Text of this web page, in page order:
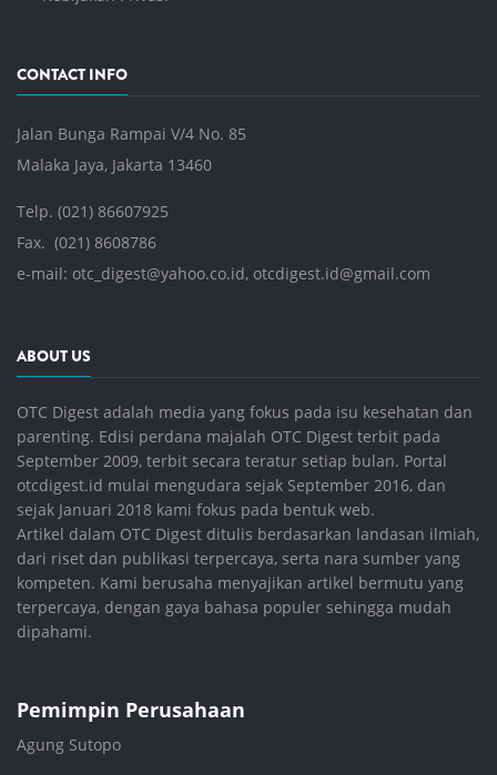
CONTACT INFO
Jalan Bunga Rampai V/4 No. 85
Malaka Jaya, Jakarta 13460
Telp. (021) 86607925
Fax. (021) 8608786
e-mail: otc_digest@yahoo.co.id, otcdigest.id@gmail.com
ABOUT US
OTC Digest adalah media yang fokus pada isu kesehatan dan
parenting. Edisi perdana majalah OTC Digest terbit pada
September 2009, terbit secara teratur setiap bulan. Portal
otcdigest.id mulai mengudara sejak September 2016, dan
sejak Januari 2018 kami fokus pada bentuk web.
Artikel dalam OTC Digest ditulis berdasarkan landasan ilmiah,
dari riset dan publikasi terpercaya, serta nara sumber yang
kompeten. Kami berusaha menyajikan artikel bermutu yang
terpercaya, dengan gaya bahasa populer sehingga mudah
dipahami.
Pemimpin Perusahaan
Agung Sutopo